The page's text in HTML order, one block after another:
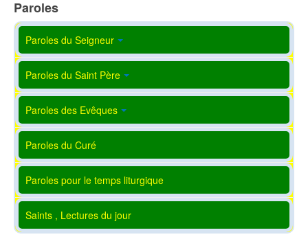
Paroles
Paroles du Seigneur
Paroles du Saint Père
Paroles des Evêques
Paroles du Curé
Paroles pour le temps liturgique
Saints , Lectures du jour